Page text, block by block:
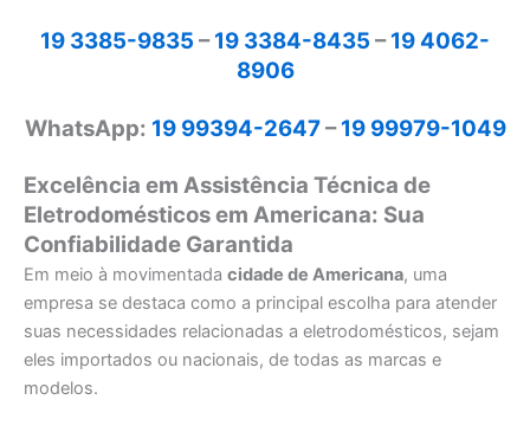
19 3385-9835 –19 3384-8435 –19 4062-
8906
WhatsApp: 19 99394-2647–19 99979-1049
Excelência em Assistência Técnica de
Eletrodomésticos em Americana: Sua
Confiabilidade Garantida
Em meio à movimentada cidade de Americana, uma
empresa se destaca como a principal escolha para atender
suas necessidades relacionadas a eletrodomésticos, sejam
eles importados ou nacionais, de todas as marcas e
modelos.